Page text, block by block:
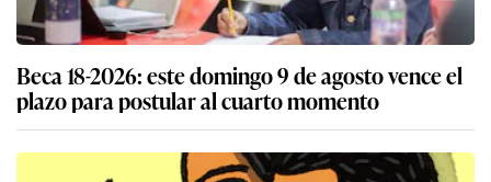
Beca 18-2026: este domingo 9 de agosto vence el
plazo para postular al cuarto momento